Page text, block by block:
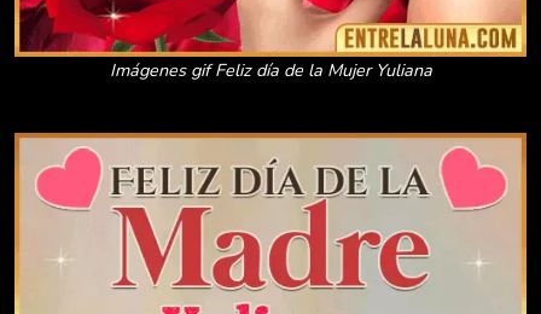
Imágenes gif Feliz día de la Mujer Yuliana